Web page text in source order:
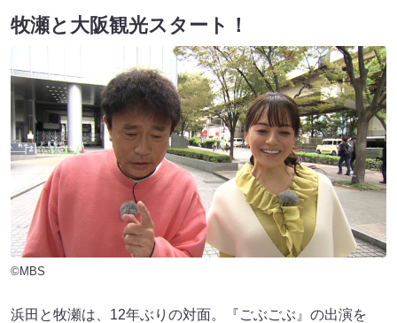
牧瀬と大阪観光スタート！
©MBS
浜田と牧瀬は、12年ぶりの対面。『ごぶごぶ』の出演を